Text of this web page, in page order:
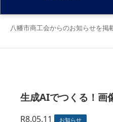
八幡市商工会からのお知らせを掲
生成AIでつくる！画
R8.05.11 お知らせ